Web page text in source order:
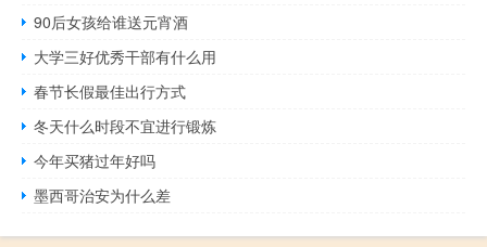
90后女孩给谁送元宵酒
大学三好优秀干部有什么用
春节长假最佳出行方式
冬天什么时段不宜进行锻炼
今年买猪过年好吗
墨西哥治安为什么差